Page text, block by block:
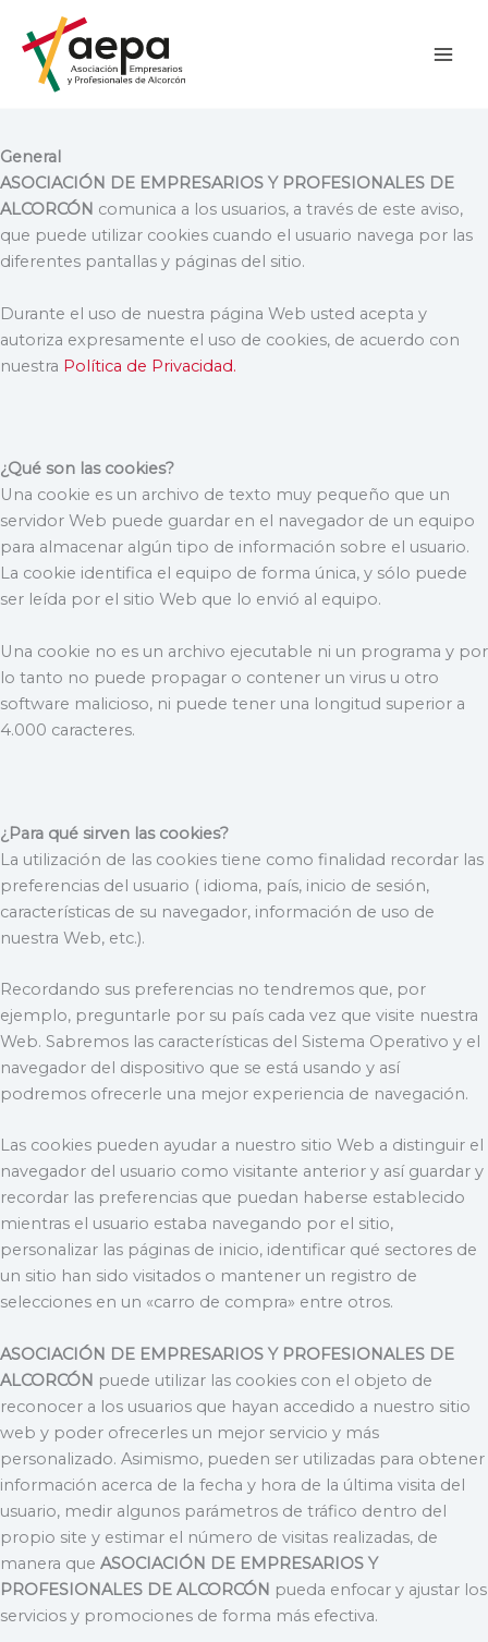
contenido
General
ASOCIACIÓN DE EMPRESARIOS Y PROFESIONALES DE
ALCORCÓN comunica a los usuarios, a través de este aviso,
que puede utilizar cookies cuando el usuario navega por las
diferentes pantallas y páginas del sitio.
Durante el uso de nuestra página Web usted acepta y
autoriza expresamente el uso de cookies, de acuerdo con
nuestra Política de Privacidad.
¿Qué son las cookies?
Una cookie es un archivo de texto muy pequeño que un
servidor Web puede guardar en el navegador de un equipo
para almacenar algún tipo de información sobre el usuario.
La cookie identifica el equipo de forma única, y sólo puede
ser leída por el sitio Web que lo envió al equipo.
Una cookie no es un archivo ejecutable ni un programa y por
lo tanto no puede propagar o contener un virus u otro
software malicioso, ni puede tener una longitud superior a
4.000 caracteres.
¿Para qué sirven las cookies?
La utilización de las cookies tiene como finalidad recordar las
preferencias del usuario ( idioma, país, inicio de sesión,
características de su navegador, información de uso de
nuestra Web, etc.).
Recordando sus preferencias no tendremos que, por
ejemplo, preguntarle por su país cada vez que visite nuestra
Web. Sabremos las características del Sistema Operativo y el
navegador del dispositivo que se está usando y así
podremos ofrecerle una mejor experiencia de navegación.
Las cookies pueden ayudar a nuestro sitio Web a distinguir el
navegador del usuario como visitante anterior y así guardar y
recordar las preferencias que puedan haberse establecido
mientras el usuario estaba navegando por el sitio,
personalizar las páginas de inicio, identificar qué sectores de
un sitio han sido visitados o mantener un registro de
selecciones en un «carro de compra» entre otros.
ASOCIACIÓN DE EMPRESARIOS Y PROFESIONALES DE
ALCORCÓN puede utilizar las cookies con el objeto de
reconocer a los usuarios que hayan accedido a nuestro sitio
web y poder ofrecerles un mejor servicio y más
personalizado. Asimismo, pueden ser utilizadas para obtener
información acerca de la fecha y hora de la última visita del
usuario, medir algunos parámetros de tráfico dentro del
propio site y estimar el número de visitas realizadas, de
manera que ASOCIACIÓN DE EMPRESARIOS Y
PROFESIONALES DE ALCORCÓN pueda enfocar y ajustar los
servicios y promociones de forma más efectiva.